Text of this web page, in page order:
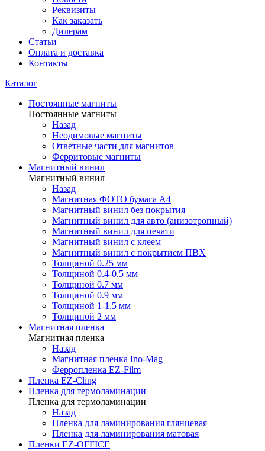
Реквизиты
Как заказать
Дилерам
Статьи
Оплата и доставка
Контакты
Каталог
Постоянные магниты
Постоянные магниты
Назад
Неодимовые магниты
Ответные части для магнитов
Ферритовые магниты
Магнитный винил
Магнитный винил
Назад
Магнитная ФОТО бумага А4
Магнитный винил без покрытия
Магнитный винил для авто (анизотропный)
Магнитный винил для печати
Магнитный винил с клеем
Магнитный винил с покрытием ПВХ
Толщиной 0.25 мм
Толщиной 0.4-0.5 мм
Толщиной 0.7 мм
Толщиной 0.9 мм
Толщиной 1-1.5 мм
Толщиной 2 мм
Магнитная пленка
Магнитная пленка
Назад
Магнитная пленка Ino-Mag
Ферропленка EZ-Film
Пленка EZ-Cling
Пленка для термоламинации
Пленка для термоламинации
Назад
Пленка для ламинирования глянцевая
Пленка для ламинирования матовая
Пленки EZ-OFFICE